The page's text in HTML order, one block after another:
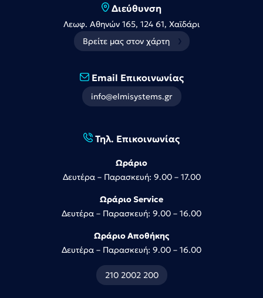
Διεύθυνση
Λεωφ. Αθηνών 165, 124 61, Χαϊδάρι
Βρείτε μας στον χάρτη
Email Επικοινωνίας
info@elmisystems.gr
Τηλ. Επικοινωνίας
Ωράριο
Δευτέρα – Παρασκευή: 9.00 – 17.00
Ωράριο Service
Δευτέρα – Παρασκευή: 9.00 – 16.00
Ωράριο Αποθήκης
Δευτέρα – Παρασκευή: 9.00 – 16.00
210 2002 200